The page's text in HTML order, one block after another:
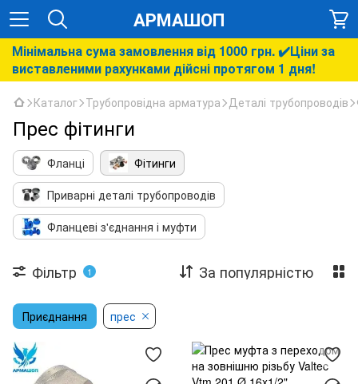
АРМАШОП
Мінімальна сума замовлення від 1000 грн. ✔️Ціни за
виставленими рахунками дійсні протягом 1 дня!
Каталог Трубопровідна арматура Деталі трубопроводів
Прес фітинги
Фланці
Фітинги
Приварні деталі трубопроводів
Фланцеві з'єднання і муфти
Фільтр 1 За популярністю
Приєднання прес